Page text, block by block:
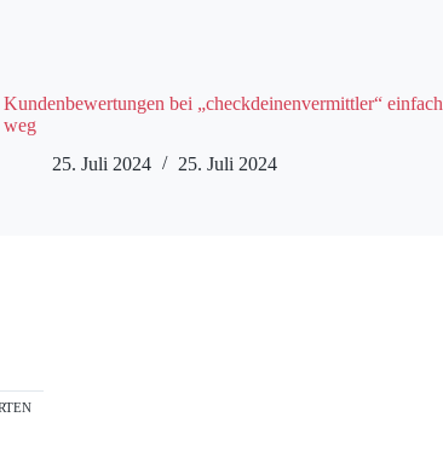
Kundenbewertungen bei „checkdeinenvermittler“ einfach
weg
25. Juli 2024
25. Juli 2024